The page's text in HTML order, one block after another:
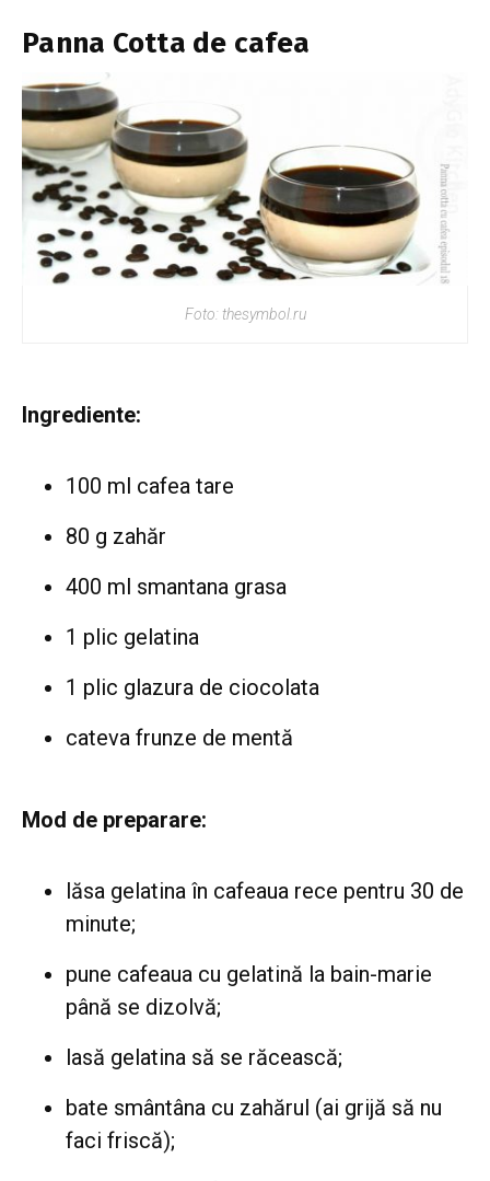
Panna Cotta de cafea
Foto: thesymbol.ru
Ingrediente:
100 ml cafea tare
80 g zahăr
400 ml smantana grasa
1 plic gelatina
1 plic glazura de ciocolata
cateva frunze de mentă
Mod de preparare:
lăsa gelatina în cafeaua rece pentru 30 de
minute;
pune cafeaua cu gelatină la bain-marie
până se dizolvă;
lasă gelatina să se răcească;
bate smântâna cu zahărul (ai grijă să nu
faci friscă);